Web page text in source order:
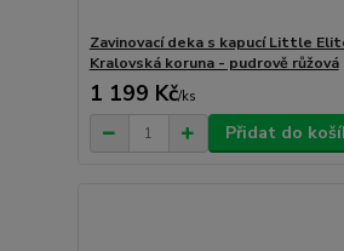
Zavinovací deka s kapucí Little
Kralovská koruna - pudrově růžová
1 199 Kč/ks
Přidat do